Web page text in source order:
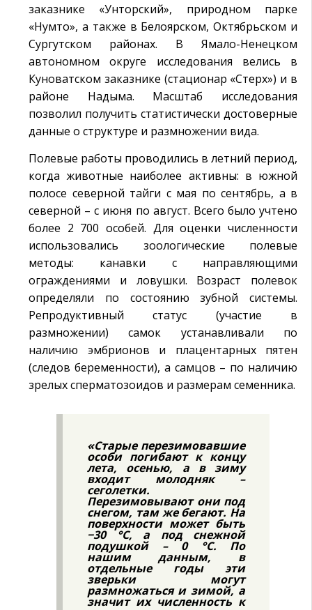
заказнике «Унторский», природном парке
«Нумто», а также в Белоярском, Октябрьском и
Сургутском районах. В Ямало-Ненецком
автономном округе исследования велись в
Куноватском заказнике (стационар «Стерх») и в
районе Надыма. Масштаб исследования
позволил получить статистически достоверные
данные о структуре и размножении вида.
Полевые работы проводились в летний период,
когда животные наиболее активны: в южной
полосе северной тайги с мая по сентябрь, а в
северной – с июня по август. Всего было учтено
более 2 700 особей. Для оценки численности
использовались зоологические полевые
методы: канавки с направляющими
ограждениями и ловушки. Возраст полевок
определяли по состоянию зубной системы.
Репродуктивный статус (участие в
размножении) самок устанавливали по
наличию эмбрионов и плацентарных пятен
(следов беременности), а самцов – по наличию
зрелых сперматозоидов и размерам семенника.
«Старые перезимовавшие
особи погибают к концу
лета, осенью, а в зиму
входит молодняк –
сеголетки.
Перезимовывают они под
снегом, там же бегают. На
поверхности может быть
−30 °C, а под снежной
подушкой – 0 °C. По
нашим данным, в
отдельные годы эти
зверьки могут
размножаться и зимой, а
значит их численность к